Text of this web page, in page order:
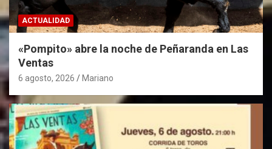
ACTUALIDAD
«Pompito» abre la noche de Peñaranda en Las
Ventas
6 agosto, 2026 Mariano